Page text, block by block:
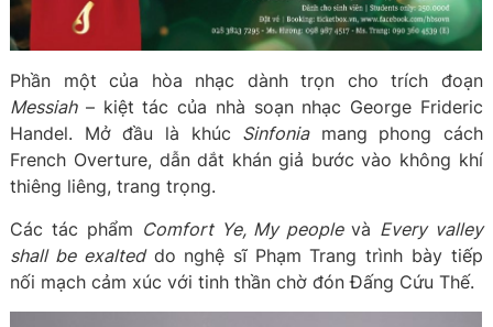
Phần một của hòa nhạc dành trọn cho trích đoạn
Messiah– kiệt tác của nhà soạn nhạc George Frideric
Handel. Mở đầu là khúc Sinfoniamang phong cách
French Overture, dẫn dắt khán giả bước vào không khí
thiêng liêng, trang trọng.
Các tác phẩm Comfort Ye, My peoplevà Every valley
shall be exalteddo nghệ sĩ Phạm Trang trình bày tiếp
nối mạch cảm xúc với tinh thần chờ đón Đấng Cứu Thế.